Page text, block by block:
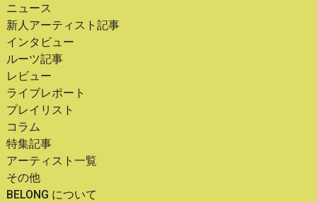
ニュース
新人アーティスト記事
インタビュー
ルーツ記事
レビュー
ライブレポート
プレイリスト
コラム
特集記事
アーティスト一覧
その他
BELONG について